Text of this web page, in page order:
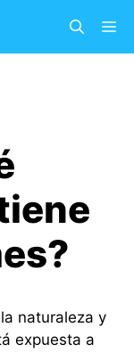
naturaleza y
expuesta a